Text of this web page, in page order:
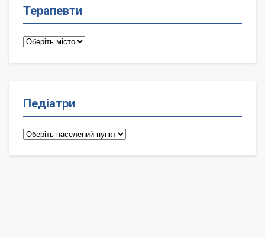
Терапевти
Терапевти
Педіатри
Педіатри